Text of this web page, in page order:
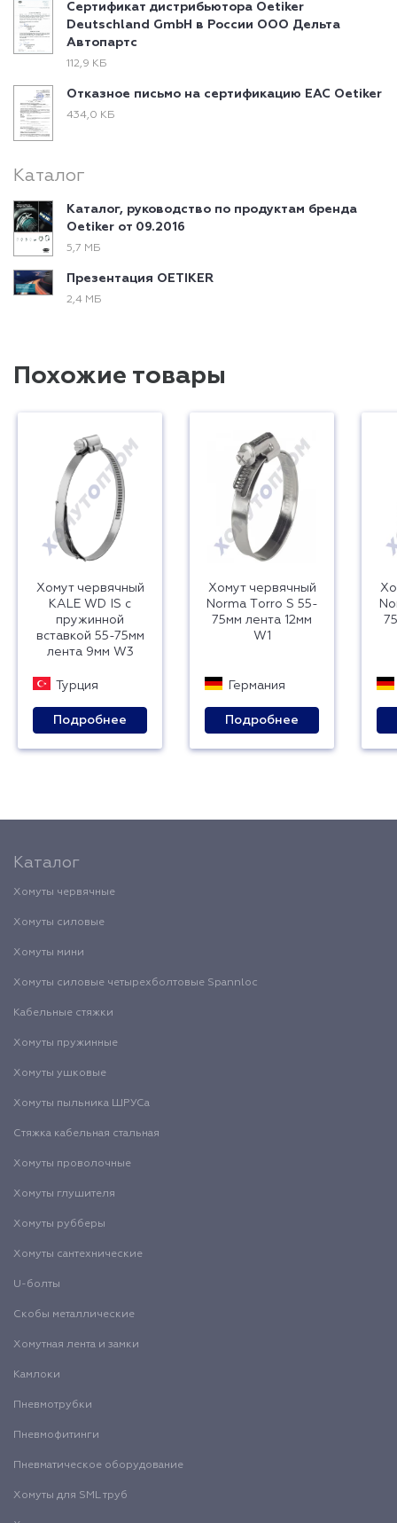
Сертификат дистрибьютора Oetiker
Deutschland GmbH в России ООО Дельта
Автопартс
112,9 КБ
Отказное письмо на сертификацию EAC Oetiker
434,0 КБ
Каталог
Каталог, руководство по продуктам бренда
Oetiker от 09.2016
5,7 МБ
Презентация OETIKER
2,4 МБ
Похожие товары
Хомут червячный
KALE WD IS с
пружинной
вставкой 55-75мм
лента 9мм W3
Турция
Подробнее
Хомут червячный
Norma Тorro S 55-
75мм лента 12мм
W1
Германия
Подробнее
Каталог
Хомуты червячные
Хомуты силовые
Хомуты мини
Хомуты силовые четырехболтовые Spannloc
Кабельные стяжки
Хомуты пружинные
Хомуты ушковые
Хомуты пыльника ШРУСа
Стяжка кабельная стальная
Хомуты проволочные
Хомуты глушителя
Хомуты рубберы
Хомуты сантехнические
U-болты
Скобы металлические
Хомутная лента и замки
Камлоки
Пневмотрубки
Пневмофитинги
Пневматическое оборудование
Хомуты для SML труб